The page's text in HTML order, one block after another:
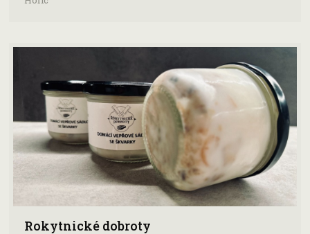
Rokytnické dobroty